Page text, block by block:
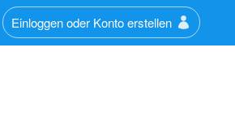
Einloggen oder Konto erstellen